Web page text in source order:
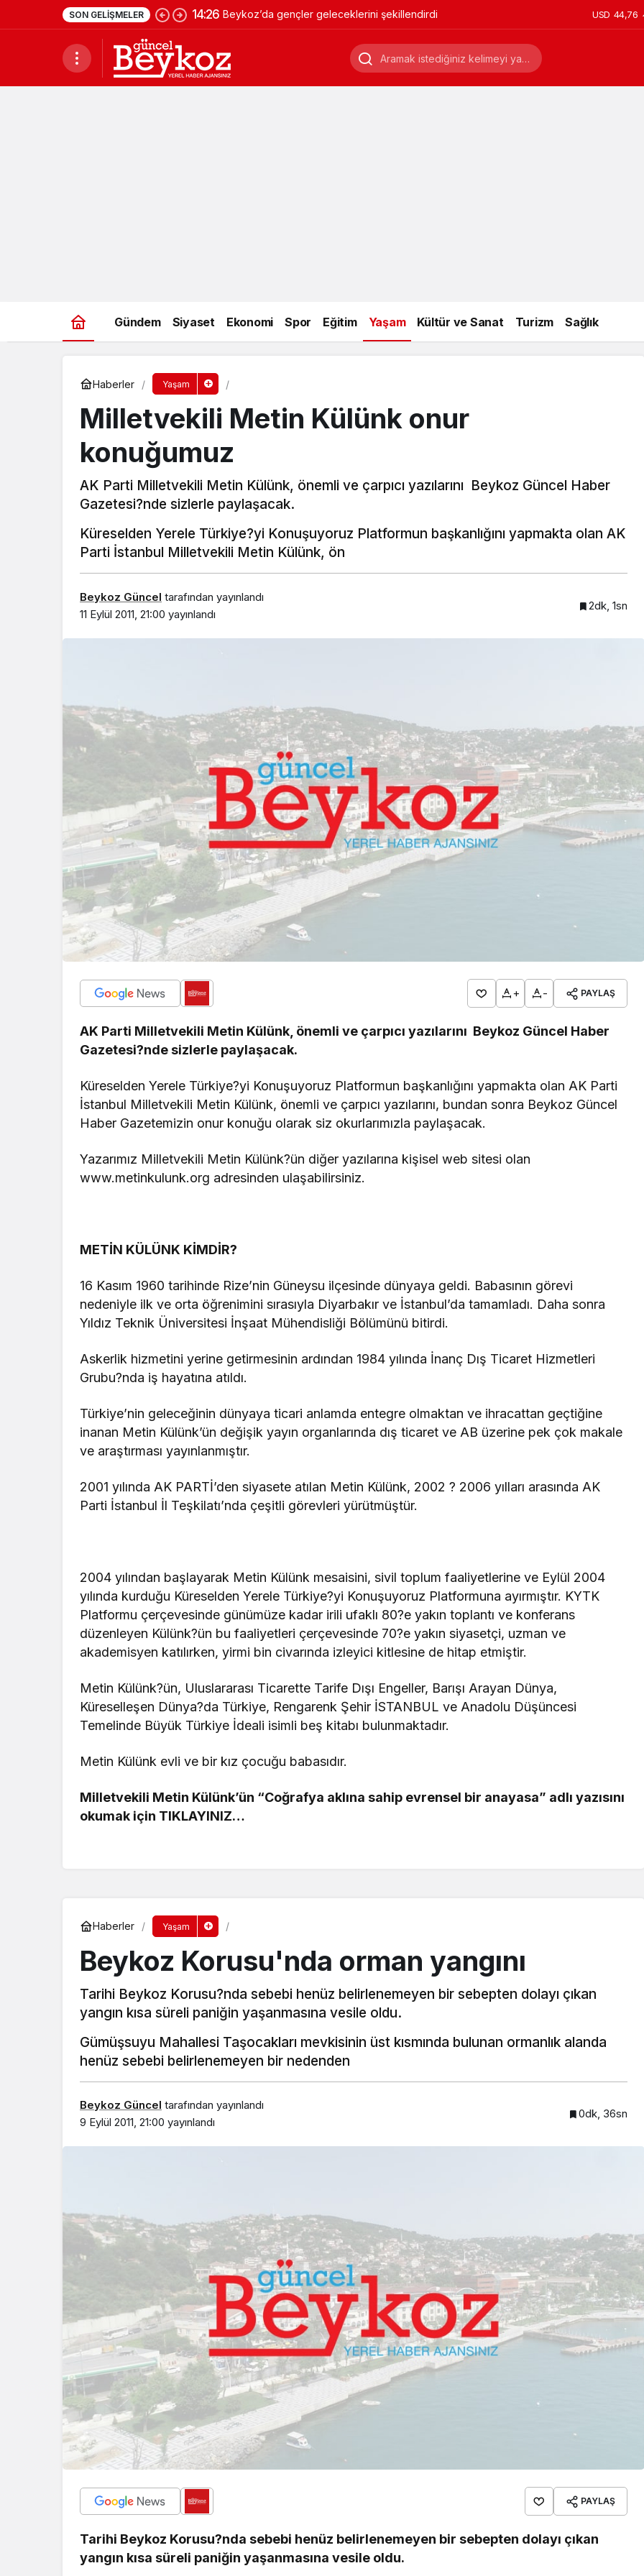
SON GELIŞMELER 14:26 Beykoz’da gençler geleceklerini şekillendirdi USD 44,76
Gündem Siyaset Ekonomi Spor Eğitim Yaşam Kültür ve Sanat Turizm Sağlık
Haberler Yaşam
Milletvekili Metin Külünk onur
konuğumuz
AK Parti Milletvekili Metin Külünk, önemli ve çarpıcı yazılarını Beykoz Güncel Haber
Gazetesi?nde sizlerle paylaşacak.
Küreselden Yerele Türkiye?yi Konuşuyoruz Platformun başkanlığını yapmakta olan AK
Parti İstanbul Milletvekili Metin Külünk, ön
Beykoz Güncel tarafından yayınlandı
11 Eylül 2011, 21:00 yayınlandı
2dk, 1sn
+ - PAYLAŞ
AK Parti Milletvekili Metin Külünk, önemli ve çarpıcı yazılarını Beykoz Güncel Haber
Gazetesi?nde sizlerle paylaşacak.
Küreselden Yerele Türkiye?yi Konuşuyoruz Platformun başkanlığını yapmakta olan AK Parti
İstanbul Milletvekili Metin Külünk, önemli ve çarpıcı yazılarını, bundan sonra Beykoz Güncel
Haber Gazetemizin onur konuğu olarak siz okurlarımızla paylaşacak.
Yazarımız Milletvekili Metin Külünk?ün diğer yazılarına kişisel web sitesi olan
www.metinkulunk.org adresinden ulaşabilirsiniz.
METİN KÜLÜNK KİMDİR?
16 Kasım 1960 tarihinde Rize’nin Güneysu ilçesinde dünyaya geldi. Babasının görevi
nedeniyle ilk ve orta öğrenimini sırasıyla Diyarbakır ve İstanbul’da tamamladı. Daha sonra
Yıldız Teknik Üniversitesi İnşaat Mühendisliği Bölümünü bitirdi.
Askerlik hizmetini yerine getirmesinin ardından 1984 yılında İnanç Dış Ticaret Hizmetleri
Grubu?nda iş hayatına atıldı.
Türkiye’nin geleceğinin dünyaya ticari anlamda entegre olmaktan ve ihracattan geçtiğine
inanan Metin Külünk’ün değişik yayın organlarında dış ticaret ve AB üzerine pek çok makale
ve araştırması yayınlanmıştır.
2001 yılında AK PARTİ’den siyasete atılan Metin Külünk, 2002 ? 2006 yılları arasında AK
Parti İstanbul İl Teşkilatı’nda çeşitli görevleri yürütmüştür.
2004 yılından başlayarak Metin Külünk mesaisini, sivil toplum faaliyetlerine ve Eylül 2004
yılında kurduğu Küreselden Yerele Türkiye?yi Konuşuyoruz Platformuna ayırmıştır. KYTK
Platformu çerçevesinde günümüze kadar irili ufaklı 80?e yakın toplantı ve konferans
düzenleyen Külünk?ün bu faaliyetleri çerçevesinde 70?e yakın siyasetçi, uzman ve
akademisyen katılırken, yirmi bin civarında izleyici kitlesine de hitap etmiştir.
Metin Külünk?ün, Uluslararası Ticarette Tarife Dışı Engeller, Barışı Arayan Dünya,
Küreselleşen Dünya?da Türkiye, Rengarenk Şehir İSTANBUL ve Anadolu Düşüncesi
Temelinde Büyük Türkiye İdeali isimli beş kitabı bulunmaktadır.
Metin Külünk evli ve bir kız çocuğu babasıdır.
Milletvekili Metin Külünk’ün “Coğrafya aklına sahip evrensel bir anayasa” adlı yazısını
okumak için TIKLAYINIZ…
Haberler Yaşam
Beykoz Korusu'nda orman yangını
Tarihi Beykoz Korusu?nda sebebi henüz belirlenemeyen bir sebepten dolayı çıkan
yangın kısa süreli paniğin yaşanmasına vesile oldu.
Gümüşsuyu Mahallesi Taşocakları mevkisinin üst kısmında bulunan ormanlık alanda
henüz sebebi belirlenemeyen bir nedenden
Beykoz Güncel tarafından yayınlandı
9 Eylül 2011, 21:00 yayınlandı
0dk, 36sn
PAYLAŞ
Tarihi Beykoz Korusu?nda sebebi henüz belirlenemeyen bir sebepten dolayı çıkan
yangın kısa süreli paniğin yaşanmasına vesile oldu.